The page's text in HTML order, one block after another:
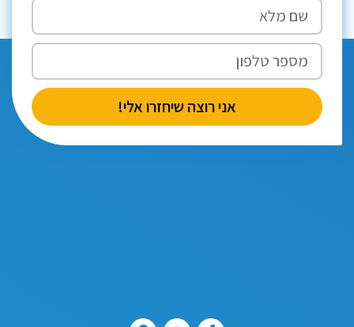
אני רוצה שיחזרו אלי!